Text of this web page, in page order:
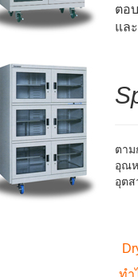
ตอ
แล
ตา
อุณ
อุตส
ทำ